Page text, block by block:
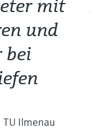
mit
und
bei
TU Ilmenau